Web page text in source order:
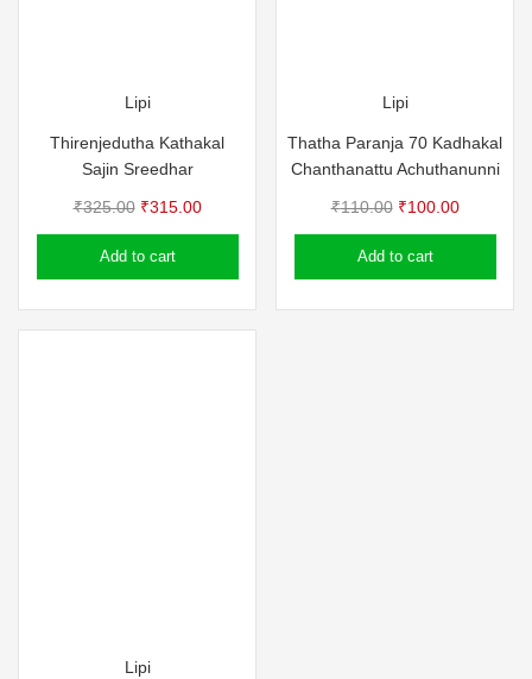
Lipi
Thirenjedutha Kathakal
Sajin Sreedhar
₹325.00 Original
price
was:
₹315.00Current
price
Add to cart
Lipi
Thatha Paranja 70 Kadhakal
Chanthanattu Achuthanunni
₹110.00 Original
price
was:
₹100.00Current
price
Add to cart
Lipi